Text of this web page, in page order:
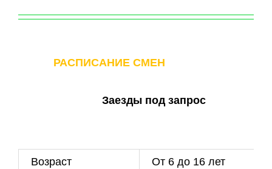
РАСПИСАНИЕ СМЕН
Заезды под запрос
Возраст От 6 до 16 лет